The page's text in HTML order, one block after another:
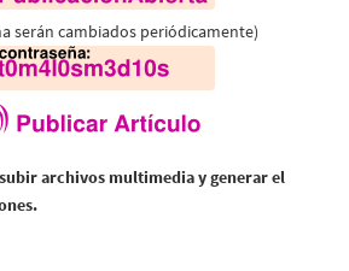
serán cambiados periódicamente)
archivos multimedia y generar el